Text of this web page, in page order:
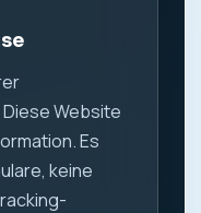
Website
Es
keine